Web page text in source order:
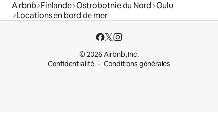
Airbnb Finlande Ostrobotnie du Nord Oulu
Locations en bord de mer
© 2026 Airbnb, Inc.
Confidentialité
Conditions générales